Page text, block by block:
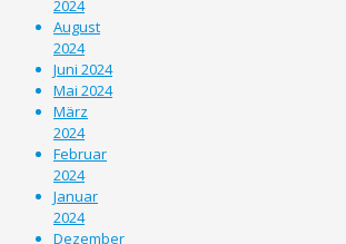
2024
August
2024
Juni 2024
Mai 2024
März
2024
Februar
2024
Januar
2024
Dezember